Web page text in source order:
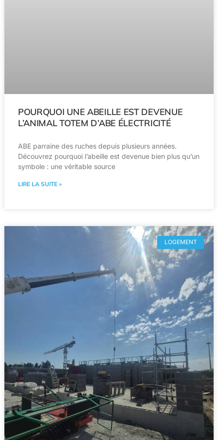
POURQUOI UNE ABEILLE EST DEVENUE
L’ANIMAL TOTEM D’ABE ÉLECTRICITÉ
ABE parraine des ruches depuis plusieurs années.
Découvrez pourquoi l’abeille est devenue bien plus qu’un
symbole : une véritable source
LIRE LA SUITE »
LOGEMENT